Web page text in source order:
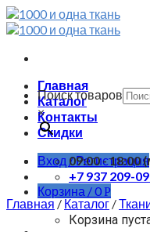
Skip
to
Главная
Каталог
Контакты
Скидки
Вход / Регистрация
Корзина /0Р
Корзина
Поиск товаров
×
09:00 - 18:00
+7 937 209-
Главная/Каталог /